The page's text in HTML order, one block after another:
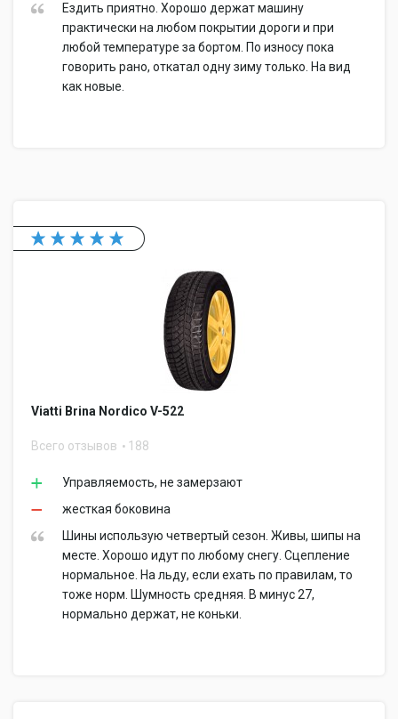
Ездить приятно. Хорошо держат машину
практически на любом покрытии дороги и при
любой температуре за бортом. По износу пока
говорить рано, откатал одну зиму только. На вид
как новые.
Viatti Brina Nordico V-522
Всего отзывов 188
Управляемость, не замерзают
жесткая боковина
Шины использую четвертый сезон. Живы, шипы на
месте. Хорошо идут по любому снегу. Сцепление
нормальное. На льду, если ехать по правилам, то
тоже норм. Шумность средняя. В минус 27,
нормально держат, не коньки.